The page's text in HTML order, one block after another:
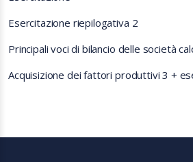
Esercitazione riepilogativa 2
Principali voci di bilancio delle società
Acquisizione dei fattori produttivi 3 +